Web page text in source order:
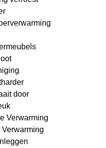
door
Verwarming